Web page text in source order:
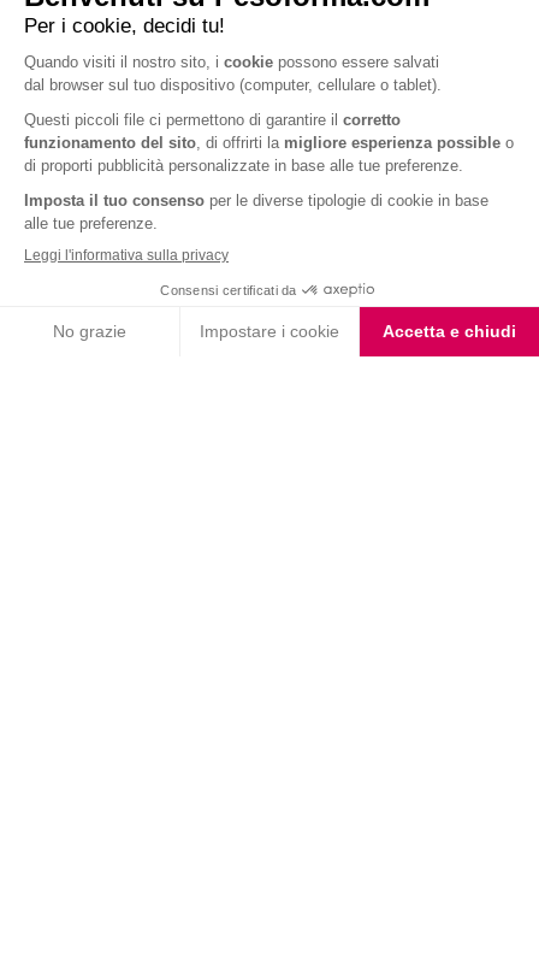
Iscriviti alla newsletter
Letta l'informativa privacy, acconsento all'iscrizione alla newsletter